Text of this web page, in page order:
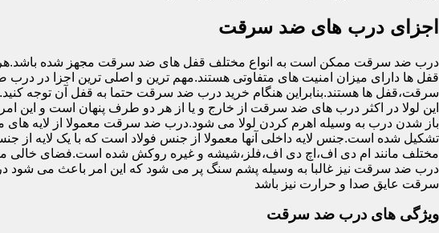
اجزای درب های ضد سرقت
درب ضد سرقت ممکن است به انواع مختلف قفل های ضد سرقت مجهز شده باشد.هر
قفل ها دارای میزان امنیت های متفاوتی هستند.مهم ترین و اصلی ترین اجزا در درب
سرقت،قفل ها هستند.بنابراین هنگام خرید درب ضد سرقت حتما به قفل آن توجه
این لولا در اکثر درب های ضد سرقت از خارج و یا از هر دو طرف پنهان است و این امر
باز شدن درب به وسیله اهرم کردن لولا می شود.درب ضد سرقت معمولا از لایه های
تشکیل شده است.جنس لایه داخلی آنها معمولا از جنس فولاد است که با یک لایه از
مختلف مانند ام دی اف،اچ دی اف،فلز،شیشه و غیره روکش شده است.فضای خالی
درب ضد سرقت نیز غالبا به وسیله پشم سنگ پر می شود که این امر باعث می شود
سرقت عایق صدا و حرارت نیز باشد
ویژگی های درب ضد سرقت